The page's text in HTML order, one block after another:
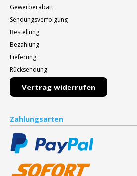
Gewerberabatt
Sendungsverfolgung
Bestellung
Bezahlung
Lieferung
Rücksendung
Vertrag widerrufen
Zahlungsarten